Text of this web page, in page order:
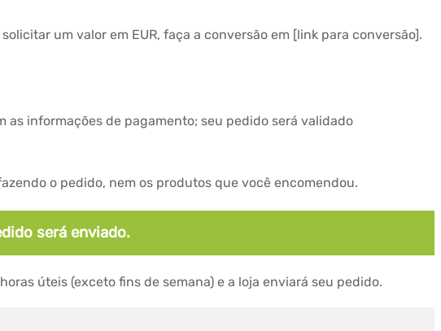
um valor em EUR, faça a conversão em [link para conversão].
informações de pagamento; seu pedido será validado
o pedido, nem os produtos que você encomendou.
será enviado.
úteis (exceto fins de semana) e a loja enviará seu pedido.